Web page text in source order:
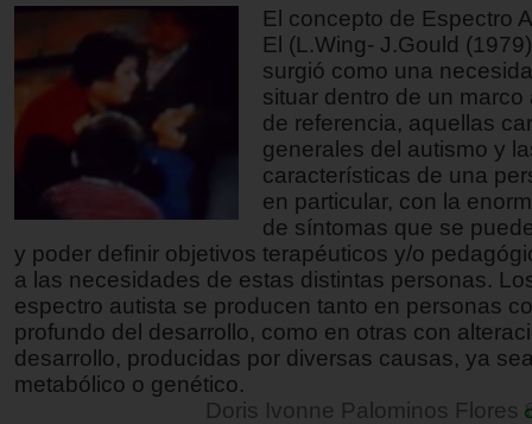
El concepto de Espectro
El (L.Wing- J.Gould
surgió como una
situar dentro de un
de referencia, aquellas
generales del autismo y
características de una
en particular, con la
de síntomas que se
y poder definir objetivos terapéuticos y/o
a las necesidades de estas distintas personas.
espectro autista se producen tanto en personas
profundo del desarrollo, como en otras con
desarrollo, producidas por diversas causas, ya
metabólico o genético.
Doris Ivonne Palominos Flores